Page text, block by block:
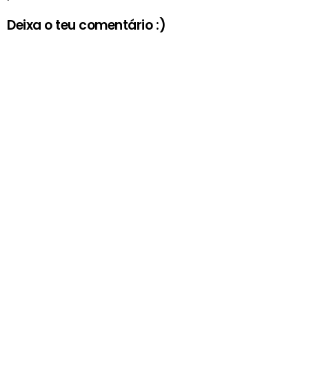
Deixa o teu comentário :)